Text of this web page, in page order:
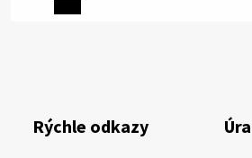
výdatnosti vodárenských zdrojov.
Západoslovenská vodárenská
Rýchle odkazy